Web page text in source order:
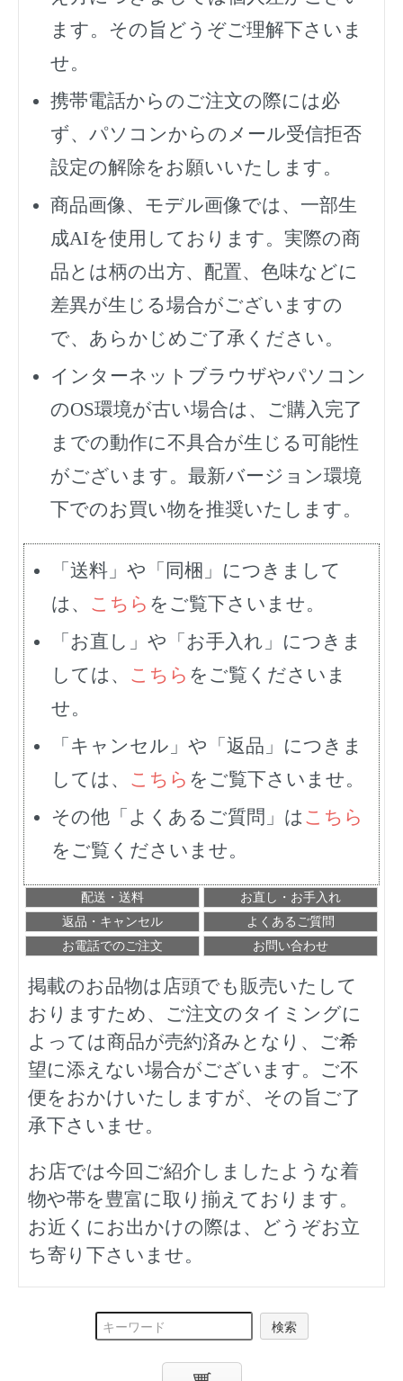
ます。その旨どうぞご理解下さいま
せ。
携帯電話からのご注文の際には必
ず、 パソコンからのメール受信拒否
設定の解除をお願いいたします。
商品画像、モデル画像では、一部生
成AIを使用しております。実際の商
品とは柄の出方、配置、色味などに
差異が生じる場合がございますの
で、あらかじめご了承ください。
インターネットブラウザやパソコン
のOS環境が古い場合は、ご購入完了
までの動作に不具合が生じる可能性
がございます。最新バージョン環境
下でのお買い物を推奨いたします。
「送料」や「同梱」につきまして
は、 こちら をご覧下さいませ。
「お直し」や「お手入れ」につきま
しては、 こちら をご覧くださいま
せ。
「キャンセル」や「返品」につきま
しては、 こちら をご覧下さいませ。
その他「よくあるご質問」は こちら
をご覧くださいませ。
配送・送料
お直し・お手入れ
返品・キャンセル
よくあるご質問
お電話でのご注文
お問い合わせ
掲載のお品物は店頭でも販売いたして
おりますため、ご注文のタイミングに
よっては商品が売約済みとなり、ご希
望に添えない場合がございます。ご不
便をおかけいたしますが、その旨ご了
承下さいませ。
お店では今回ご紹介しましたような着
物や帯を豊富に取り揃えております。
お近くにお出かけの際は、どうぞお立
ち寄り下さいませ。
検索